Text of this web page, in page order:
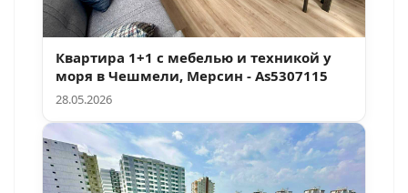
Квартира 1+1 с мебелью и техникой у
моря в Чешмели, Мерсин - As5307115
28.05.2026